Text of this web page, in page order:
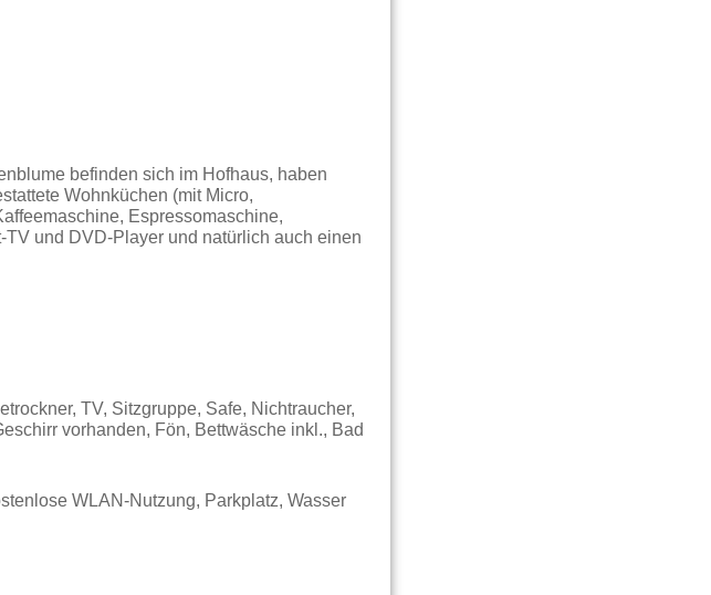
befinden sich im Hofhaus, haben
Wohnküchen (mit Micro,
Espressomaschine,
und DVD-Player und natürlich auch einen
TV, Sitzgruppe, Safe, Nichtraucher,
vorhanden, Fön, Bettwäsche inkl., Bad
WLAN-Nutzung, Parkplatz, Wasser